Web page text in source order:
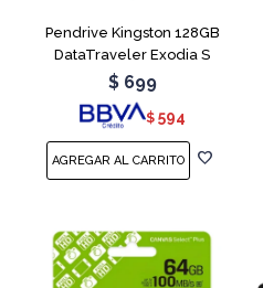
Pendrive Kingston 128GB
DataTraveler Exodia S
Turquesa
$ 699
$ 594